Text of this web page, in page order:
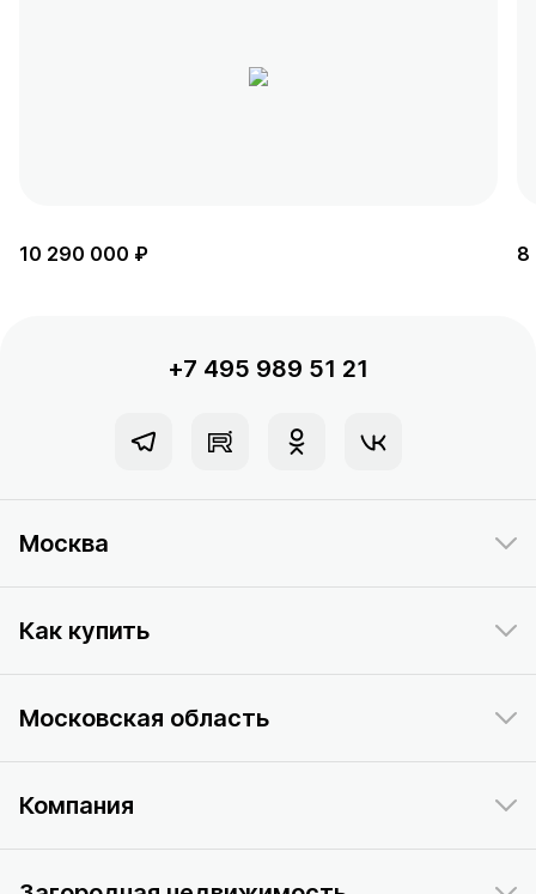
10 290 000 ₽ 8
+7 495 989 51 21
Москва
Как купить
Московская область
Компания